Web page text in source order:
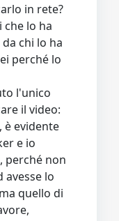
in rete?
che lo ha
chi lo ha
perché lo
l'unico
il video:
è evidente
e io
perché non
avesse lo
quello di